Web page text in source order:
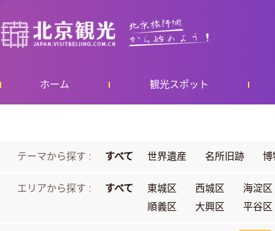
ホーム 観光スポット
テーマから探す : すべて 世界遺産 名所旧跡
エリアから探す : すべて 東城区 西城区
海淀区
順義区
大興区 平谷区